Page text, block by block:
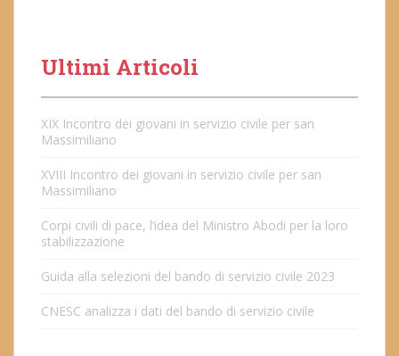
Ultimi Articoli
XIX Incontro dei giovani in servizio civile per san
Massimiliano
XVIII Incontro dei giovani in servizio civile per san
Massimiliano
Corpi civili di pace, l’idea del Ministro Abodi per la loro
stabilizzazione
Guida alla selezioni del bando di servizio civile 2023
CNESC analizza i dati del bando di servizio civile